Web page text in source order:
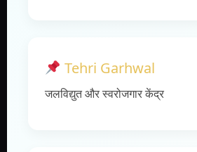
Tehri Garhwal
जलविद्युत और स्वरोजगार केंद्र